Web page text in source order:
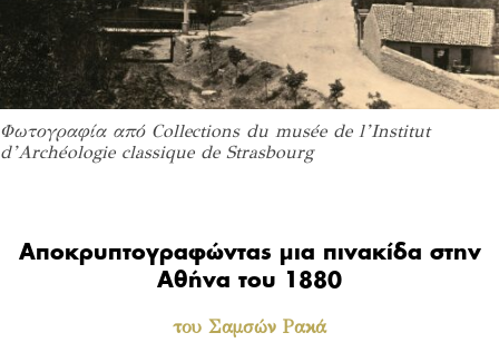
Φωτογραφία από Collections du musée de l’Institut
d’Archéologie classique de Strasbourg
Αποκρυπτογραφώντας μια πινακίδα στην
Αθήνα του 1880
του Σαμσών Ρακά